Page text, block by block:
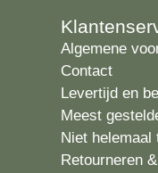
Algemene
Contact
Levertijd en
Meest
Niet helemaal
Retourneren &